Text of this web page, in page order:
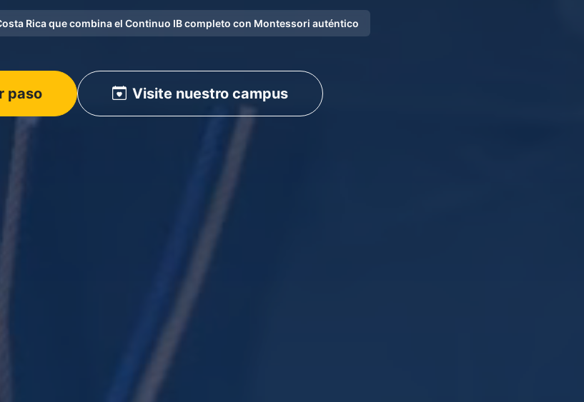
Rica que combina el Continuo IB completo con Montessori auténtico
paso Visite nuestro campus